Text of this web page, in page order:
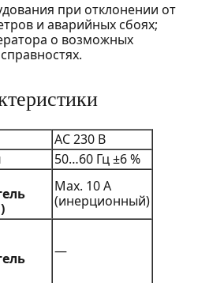
при отклонении от
и аварийных сбоях;
о возможных
AC 230 В
50…60 Гц ±6 %
Max. 10 A
(инерционный)
—